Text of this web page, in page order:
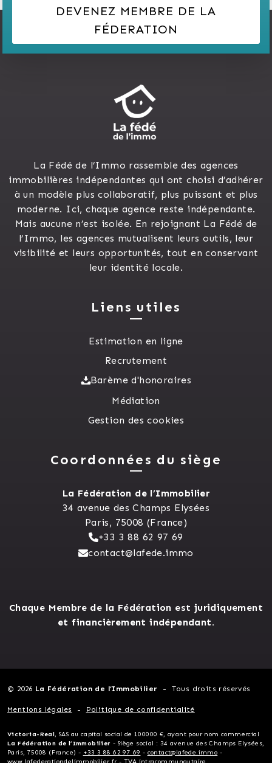
DEVENEZ MEMBRE DE LA
FÉDERATION
La Fédé de l’Immo rassemble des agences
immobilières indépendantes qui ont choisi d’adhérer
à un modèle plus collaboratif, plus puissant et plus
moderne. Ici, chaque agence reste indépendante.
Mais aucune n’est isolée. En rejoignant La Fédé de
l’Immo, les agences mutualisent leurs outils, leur
visibilité et leurs opportunités, tout en conservant
leur identité locale.
Liens utiles
Estimation en ligne
Recrutement
Barème d'honoraires
Médiation
Gestion des cookies
Coordonnées du siège
La Fédération de l’Immobilier
34 avenue des Champs Elysées
Paris, 75008 (France)
+33 3 88 62 97 69
contact@lafede.immo
Chaque Membre de la Fédération est juridiquement
et financièrement indépendant.
© 2026 La Fédération de l’Immobilier Tous droits réservés
Mentions légales Politique de confidentialité
Victoria-Real, SAS au capital social de 100000 €, ayant pour nom commercial
La Fédération de l’Immobilier - Siège social : 34 avenue des Champs Elysées,
Paris, 75008 (France) - +33 3 88 62 97 69 - contact@lafede.immo -